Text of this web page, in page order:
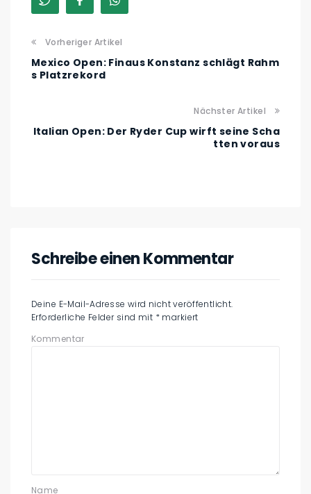
Vorheriger Artikel
Mexico Open: Finaus Konstanz schlägt Rahm
s Platzrekord
Nächster Artikel
Italian Open: Der Ryder Cup wirft seine Scha
tten voraus
Schreibe einen Kommentar
Deine E-Mail-Adresse wird nicht veröffentlicht.
Erforderliche Felder sind mit * markiert
Kommentar
Name